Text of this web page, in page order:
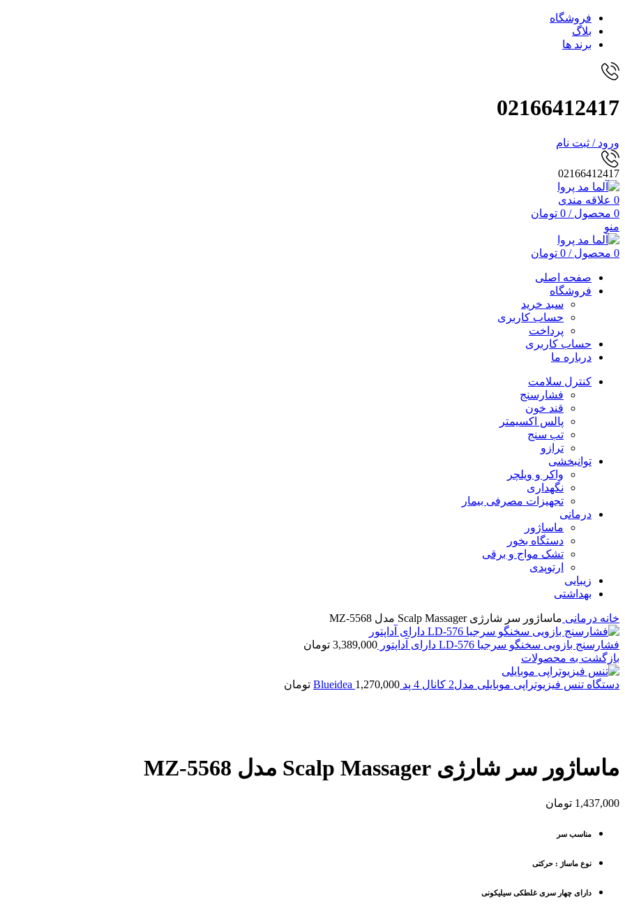
فروشگاه
بلاگ
برند ها
02166412417
ورود / ثبت نام
02166412417
0 علاقه مندی
0 محصول /
0 تومان
منو
0 محصول /
0 تومان
صفحه اصلی
فروشگاه
سبد خرید
حساب کاربری
پرداخت
حساب کاربری
درباره ما
کنترل سلامت
فشارسنج
قند خون
پالس اکسیمتر
تب سنج
ترازو
توانبخشی
واکر و ویلچر
نگهداری
تجهیزات مصرفی بیمار
درمانی
ماساژور
دستگاه بخور
تشک مواج و برقی
ارتوپدی
زیبایی
بهداشتی
خانه درمانی ماساژور سر شارژی Scalp Massager مدل MZ-5568
فشارسنج بازویی سخنگو سرجیا LD-576 دارای آداپتور 3,389,000 تومان
بازگشت به محصولات
دستگاه تنس فیزیوتراپی موبایلی مدل2 کانال 4 پد Blueidea 1,270,000 تومان
ماساژور سر شارژی Scalp Massager مدل MZ-5568
1,437,000 تومان
مناسب سر
نوع ماساژ : حرکتی
دارای چهار سری غلطکی سیلیکونی